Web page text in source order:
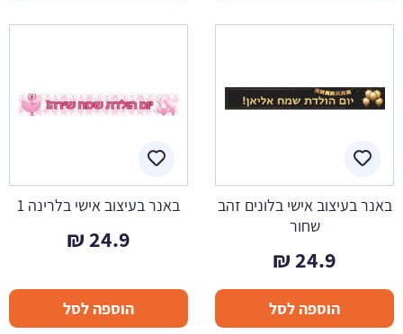
באנר בעיצוב אישי בלונים זהב
שחור
24.9
₪
הוספה לסל
באנר בעיצוב אישי בלרינה 1
24.9
₪
הוספה לסל